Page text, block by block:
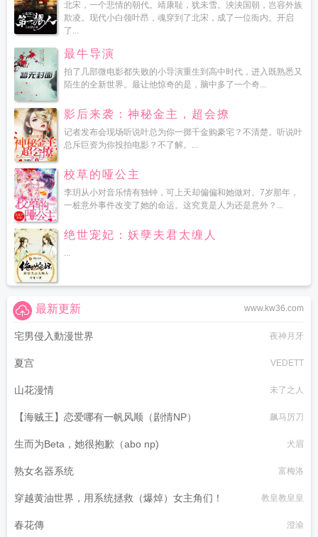
北宋，一个悲情的朝代。靖康耻，犹未雪。泱泱国朝，岂容外族
欺凌。现代小白领叶昂，魂穿到了北宋，成了一位衙内。开启
了...
最牛导演
拍了几部微电影都失败的小导演重生到高中时代，进入既熟悉又
陌生的全新世界。最让他惊奇的是，脑中多了一个奇...
影后来袭：神秘金主，超会撩
记者发布会现场听说叶总为你一掷千金购豪宅？不清楚。听说叶
总斥巨资为你投拍电影？不了解。...
校草的哑公主
李玥从小对音乐情有独钟，可上天却偏偏和她做对。7岁那年，
一桩意外事件改变了她的命运。这究竟是人为还是意外？...
绝世宠妃：妖孽夫君太缠人
...
www.kw36.com
最新更新
宅男侵入動漫世界 夜神月牙
夏宫 VEDETT
山花漫情 未了之人
【海贼王】恋爱哪有一帆风顺（剧情NP） 飙马厉刀
生而为Beta，她很抱歉（abo np) 犬眉
熟女名器系统 富梅洛
穿越黄油世界，用系统拯救（爆焯）女主角们！ 教皇教皇皇
春花傳 澄渝